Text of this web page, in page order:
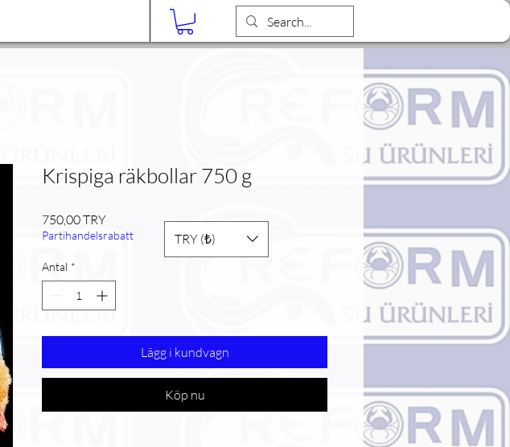
Krispiga räkbollar 750 g
750,00 TRYPris
Partihandelsrabatt
Antal *
Lägg i kundvagn
Köp nu
TRY (₺)